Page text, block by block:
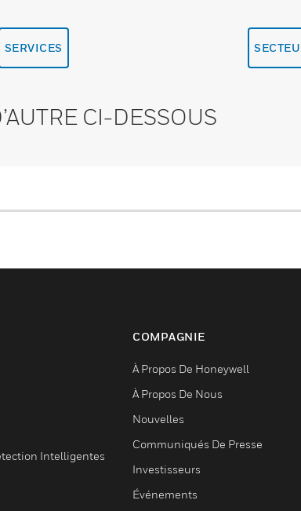
SERVICES
CI-DESSOUS
Intelligentes
COMPAGNIE
À Propos De Honeywell
À Propos De Nous
Nouvelles
Communiqués De Presse
Investisseurs
Événements